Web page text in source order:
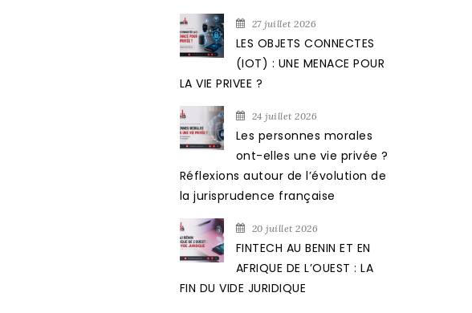
27 juillet 2026
LES OBJETS CONNECTES
(IOT) : UNE MENACE POUR
LA VIE PRIVEE ?
24 juillet 2026
Les personnes morales
ont-elles une vie privée ?
Réflexions autour de l’évolution de
la jurisprudence française
20 juillet 2026
FINTECH AU BENIN ET EN
AFRIQUE DE L’OUEST : LA
FIN DU VIDE JURIDIQUE